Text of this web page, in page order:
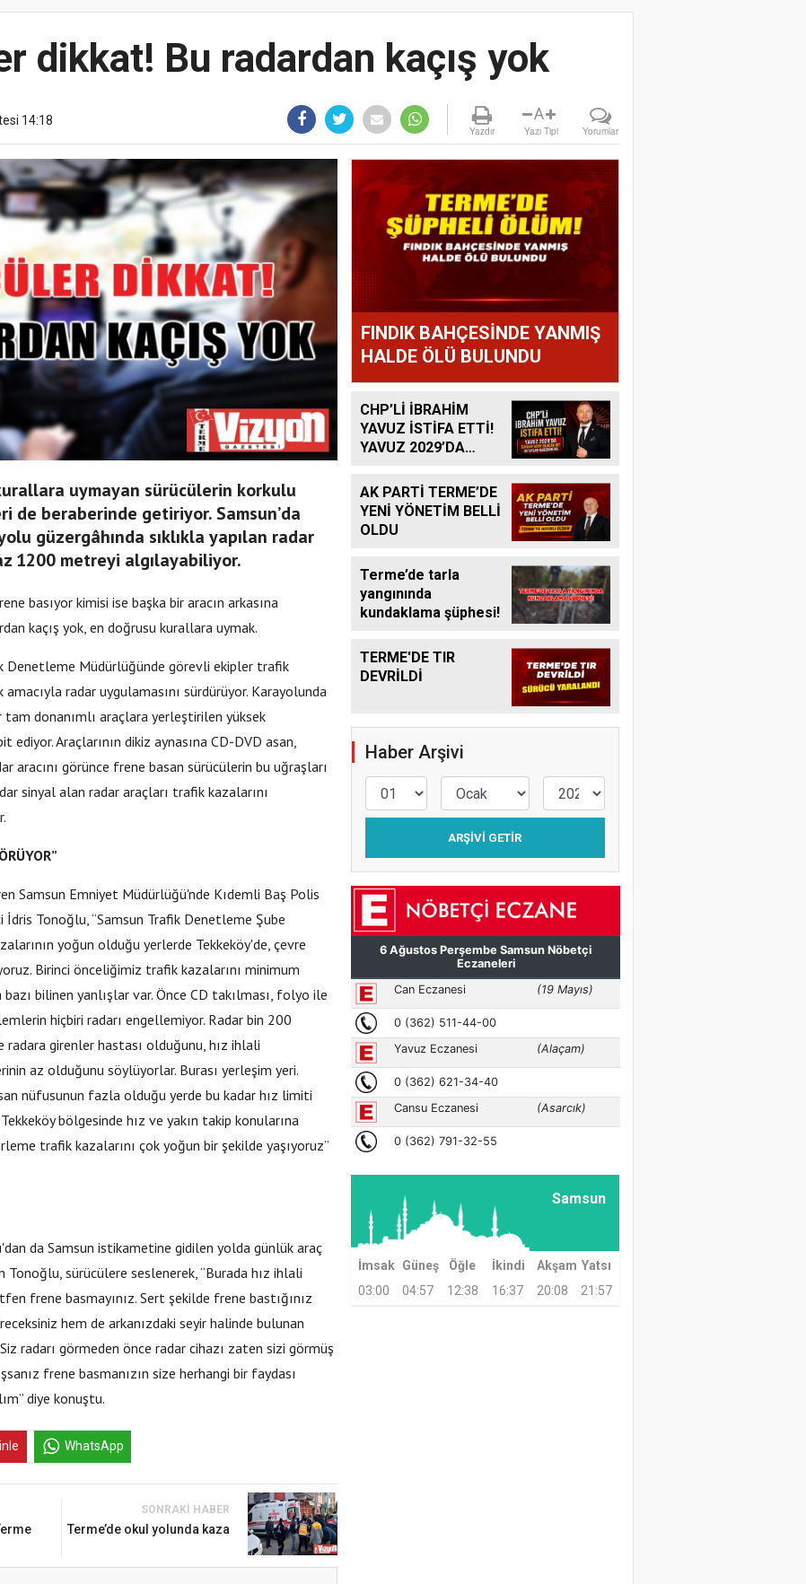
dikkat! Bu radardan kaçış yok
14:18
Yazdır
A
Yazı Tipi Yorumlar
uymayan sürücülerin korkulu
de beraberinde getiriyor. Samsun’da
güzergâhında sıklıkla yapılan radar
1200 metreyi algılayabiliyor.
basıyor kimisi ise başka bir aracın arkasına
kaçış yok, en doğrusu kurallara uymak.
Denetleme Müdürlüğünde görevli ekipler trafik
radar uygulamasını sürdürüyor. Karayolunda
donanımlı araçlara yerleştirilen yüksek
Araçlarının dikiz aynasına CD-DVD asan,
aracını görünce frene basan sürücülerin bu uğraşları
sinyal alan radar araçları trafik kazalarını
Samsun Emniyet Müdürlüğü'nde Kıdemli Baş Polis
Tonoğlu, “Samsun Trafik Denetleme Şube
yoğun olduğu yerlerde Tekkeköy'de, çevre
Birinci önceliğimiz trafik kazalarını minimum
bilinen yanlışlar var. Önce CD takılması, folyo ile
hiçbiri radarı engellemiyor. Radar bin 200
radara girenler hastası olduğunu, hız ihlali
az olduğunu söylüyorlar. Burası yerleşim yeri.
nüfusunun fazla olduğu yerde bu kadar hız limiti
bölgesinde hız ve yakın takip konularına
trafik kazalarını çok yoğun bir şekilde yaşıyoruz”
da Samsun istikametine gidilen yolda günlük araç
sürücülere seslenerek, “Burada hız ihlali
frene basmayınız. Sert şekilde frene bastığınız
hem de arkanızdaki seyir halinde bulunan
radarı görmeden önce radar cihazı zaten sizi görmüş
frene basmanızın size herhangi bir faydası
diye konuştu.
WhatsApp
SONRAKI HABER
Terme’de okul yolunda kaza
FINDIK BAHÇESİNDE YANMIŞ
HALDE ÖLÜ BULUNDU
CHP’Lİ İBRAHİM
YAVUZ İSTİFA ETTİ!
YAVUZ 2029’DA
OLACAK MI?
AK PARTİ TERME’DE
YENİ YÖNETİM BELLİ
OLDU
Terme’de tarla
yangınında
kundaklama şüphesi!
TERME'DE TIR
DEVRİLDİ
Haber Arşivi
ARŞIVI GETIR
Samsun
İmsak Güneş Öğle İkindi Akşam Yatsı
03:00
04:57 12:38 16:37 20:08 21:57